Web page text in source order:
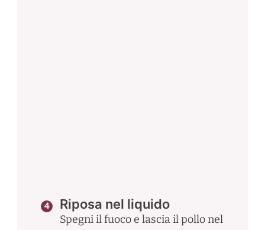
Riposa nel liquido
Spegni il fuoco e lascia il pollo nel